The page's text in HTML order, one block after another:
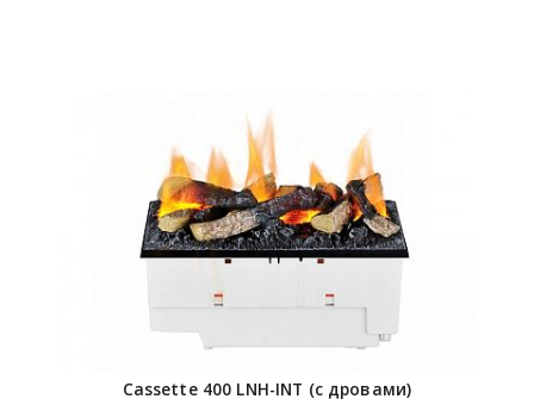
Cassette 400 LNH-INT (с дровами)